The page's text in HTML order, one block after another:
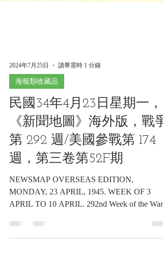
2024年7月25日 讀畢需時 1 分鐘
《新聞地圖》海外版，戰爭
第 292 週/美國參戰第 174
週，第三卷第52F期